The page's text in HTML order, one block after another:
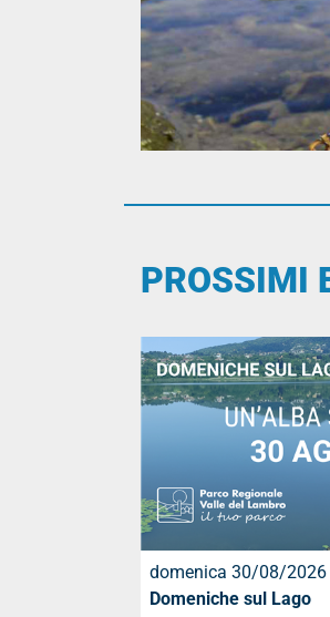
PROSSIMI
domenica 30/08/2026
Domeniche sul Lago